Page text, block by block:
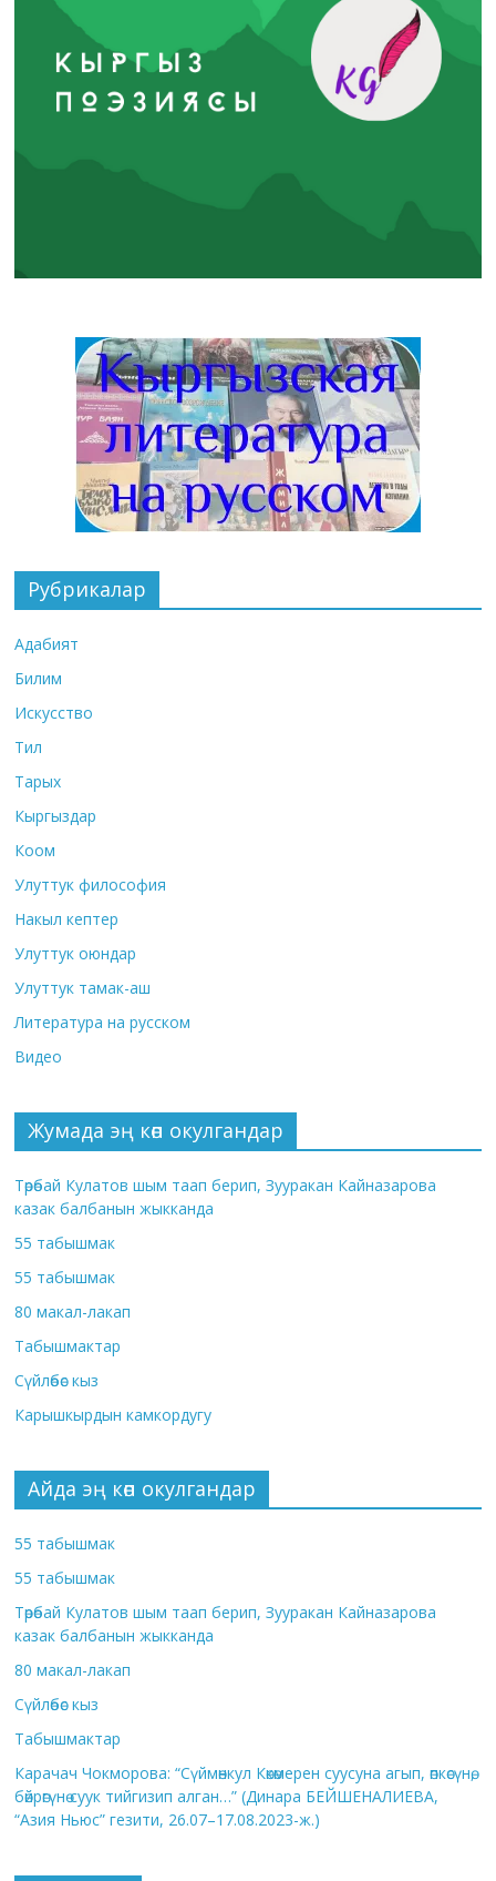
Рубрикалар
Адабият
Билим
Искусство
Тил
Тарых
Кыргыздар
Коом
Улуттук философия
Накыл кептер
Улуттук оюндар
Улуттук тамак-аш
Литература на русском
Видео
Жумада эң көп окулгандар
Төрөбай Кулатов шым таап берип, Зууракан Кайназарова
казак балбанын жыкканда
55 табышмак
55 табышмак
80 макал-лакап
Табышмактар
Сүйлөбөс кыз
Карышкырдын камкордугу
Айда эң көп окулгандар
55 табышмак
55 табышмак
Төрөбай Кулатов шым таап берип, Зууракан Кайназарова
казак балбанын жыкканда
80 макал-лакап
Сүйлөбөс кыз
Табышмактар
Карачач Чокморова: “Сүймөнкул Көкөмерен суусуна агып, өпкөсүнө,
бөйрөгүнө суук тийгизип алган…” (Динара БЕЙШЕНАЛИЕВА,
“Азия Ньюс” гезити, 26.07–17.08.2023-ж.)